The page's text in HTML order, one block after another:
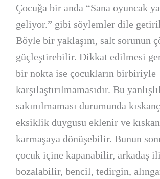
Çocuğa bir anda “Sana oyuncak
geliyor.” gibi söylemler dile
Böyle bir yaklaşım, salt sorunun
güçleştirebilir. Dikkat edilmesi
bir nokta ise çocukların birbiriyle
karşılaştırılmamasıdır. Bu
sakınılmaması durumunda
eksiklik duygusu eklenir ve
karmaşaya dönüşebilir. Bunun
çocuk içine kapanabilir, arkadaş
bozalabilir, bencil, tedirgin,